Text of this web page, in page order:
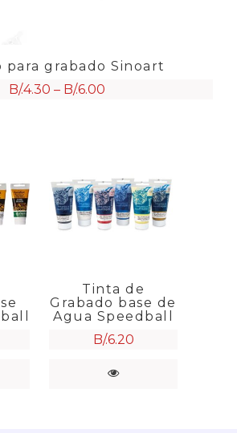
para grabado Sinoart
B/.4.30 – B/.6.00
Tinta de
Grabado base de
Agua Speedball
B/.6.20